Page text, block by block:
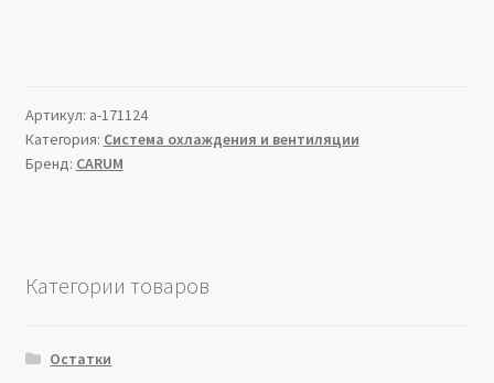
Артикул: a-171124
Категория: Система охлаждения и вентиляции
Бренд: CARUM
Категории товаров
Остатки